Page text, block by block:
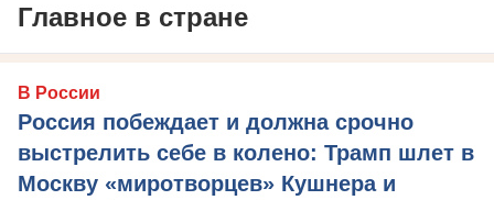
Главное в стране
В России
Россия побеждает и должна срочно
выстрелить себе в колено: Трамп шлет в
Москву «миротворцев» Кушнера и